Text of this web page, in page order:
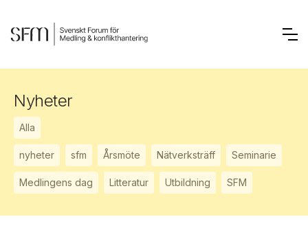
Nyheter
Alla
nyheter sfm Årsmöte Nätverksträff Seminarie
Medlingens dag Litteratur Utbildning SFM